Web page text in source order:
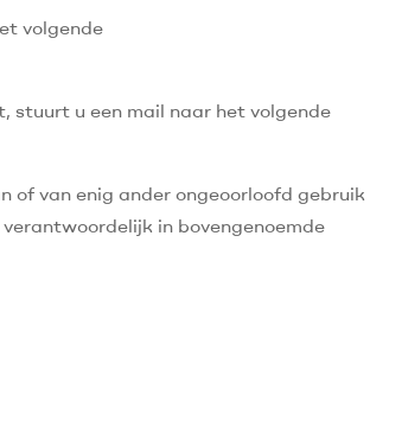
volgende
stuurt u een mail naar het volgende
of van enig ander ongeoorloofd gebruik
in bovengenoemde